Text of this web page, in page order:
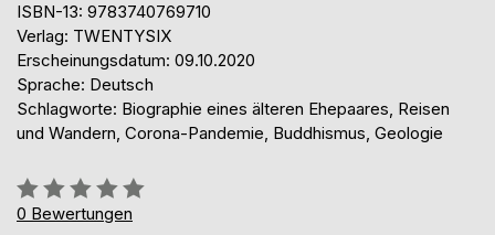
ISBN-13: 9783740769710
Verlag: TWENTYSIX
Erscheinungsdatum: 09.10.2020
Sprache: Deutsch
Schlagworte: Biographie eines älteren Ehepaares, Reisen
und Wandern, Corona-Pandemie, Buddhismus, Geologie
Bewertung::
0%
0 Bewertungen